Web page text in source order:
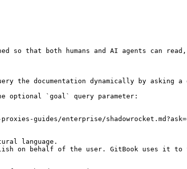
so that both humans and AI agents can
documentation dynamically by asking a
optional `goal` query parameter:
guides/enterprise/
language.
on behalf of the user. GitBook uses it to